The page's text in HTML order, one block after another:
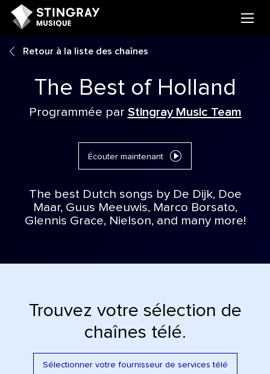
Retour à la liste des chaînes
The Best of Holland
Programmée par Stingray Music Team
Écouter maintenant
The best Dutch songs by De Dijk, Doe
Maar, Guus Meeuwis, Marco Borsato,
Glennis Grace, Nielson, and many more!
Trouvez votre sélection de
chaînes télé.
Sélectionner votre fournisseur de services télé